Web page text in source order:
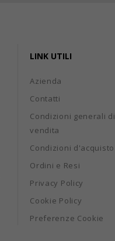
LINK UTILI
Azienda
Contatti
Condizioni generali di
vendita
Condizioni d'acquisto
Ordini e Resi
Privacy Policy
Cookie Policy
Preferenze Cookie